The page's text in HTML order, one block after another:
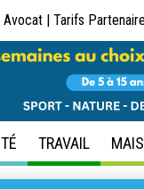
Avocat | Tarifs
TRAVAIL